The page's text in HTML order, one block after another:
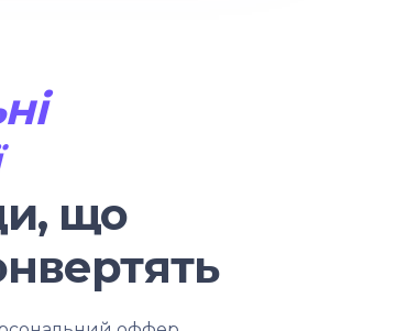
що